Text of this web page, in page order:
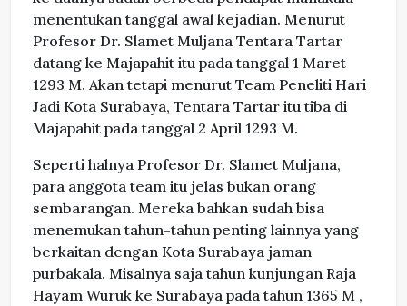
menentukan tanggal awal kejadian. Menurut
Profesor Dr. Slamet Muljana Tentara Tartar
datang ke Majapahit itu pada tanggal 1 Maret
1293 M. Akan tetapi menurut Team Peneliti Hari
Jadi Kota Surabaya, Tentara Tartar itu tiba di
Majapahit pada tanggal 2 April 1293 M.
Seperti halnya Profesor Dr. Slamet Muljana,
para anggota team itu jelas bukan orang
sembarangan. Mereka bahkan sudah bisa
menemukan tahun-tahun penting lainnya yang
berkaitan dengan Kota Surabaya jaman
purbakala. Misalnya saja tahun kunjungan Raja
Hayam Wuruk ke Surabaya pada tahun 1365 M ,